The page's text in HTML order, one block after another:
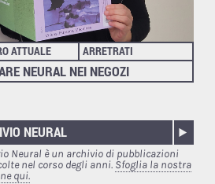
ATTUALE ARRETRATI
NEURAL NEI NEGOZI
NEURAL
Neural è un archivio di pubblicazioni
nel corso degli anni. Sfoglia la nostra
qui.